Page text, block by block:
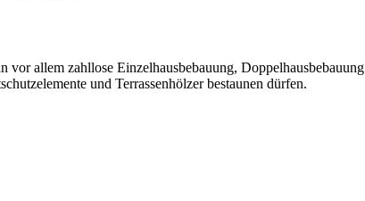
allem zahllose Einzelhausbebauung,
und Terrassenhölzerbestaunen dürfen.